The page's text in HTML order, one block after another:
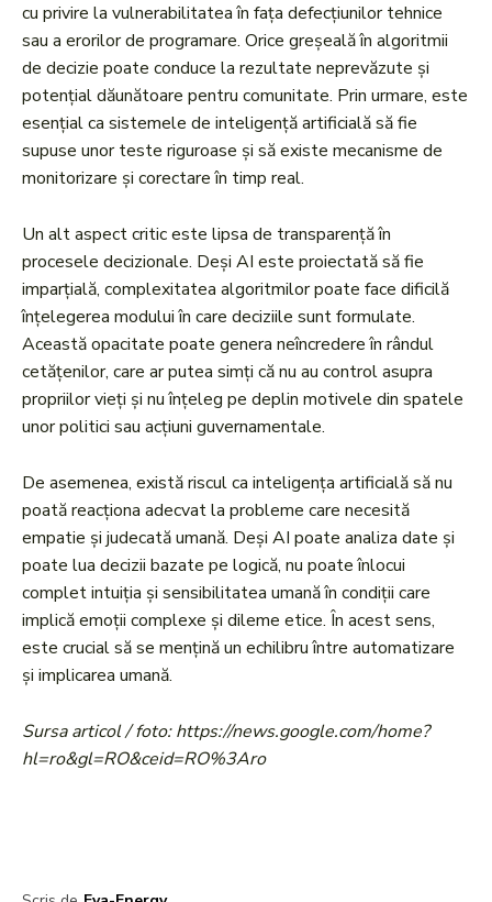
cu privire la vulnerabilitatea în fața defecțiunilor tehnice
sau a erorilor de programare. Orice greșeală în algoritmii
de decizie poate conduce la rezultate neprevăzute și
potențial dăunătoare pentru comunitate. Prin urmare, este
esențial ca sistemele de inteligență artificială să fie
supuse unor teste riguroase și să existe mecanisme de
monitorizare și corectare în timp real.
Un alt aspect critic este lipsa de transparență în
procesele decizionale. Deși AI este proiectată să fie
imparțială, complexitatea algoritmilor poate face dificilă
înțelegerea modului în care deciziile sunt formulate.
Această opacitate poate genera neîncredere în rândul
cetățenilor, care ar putea simți că nu au control asupra
propriilor vieți și nu înțeleg pe deplin motivele din spatele
unor politici sau acțiuni guvernamentale.
De asemenea, există riscul ca inteligența artificială să nu
poată reacționa adecvat la probleme care necesită
empatie și judecată umană. Deși AI poate analiza date și
poate lua decizii bazate pe logică, nu poate înlocui
complet intuiția și sensibilitatea umană în condiții care
implică emoții complexe și dileme etice. În acest sens,
este crucial să se mențină un echilibru între automatizare
și implicarea umană.
Sursa articol / foto: https://news.google.com/home?
hl=ro&gl=RO&ceid=RO%3Aro